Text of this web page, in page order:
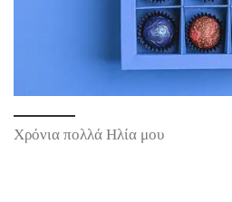
Χρόνια πολλά Ηλία μου